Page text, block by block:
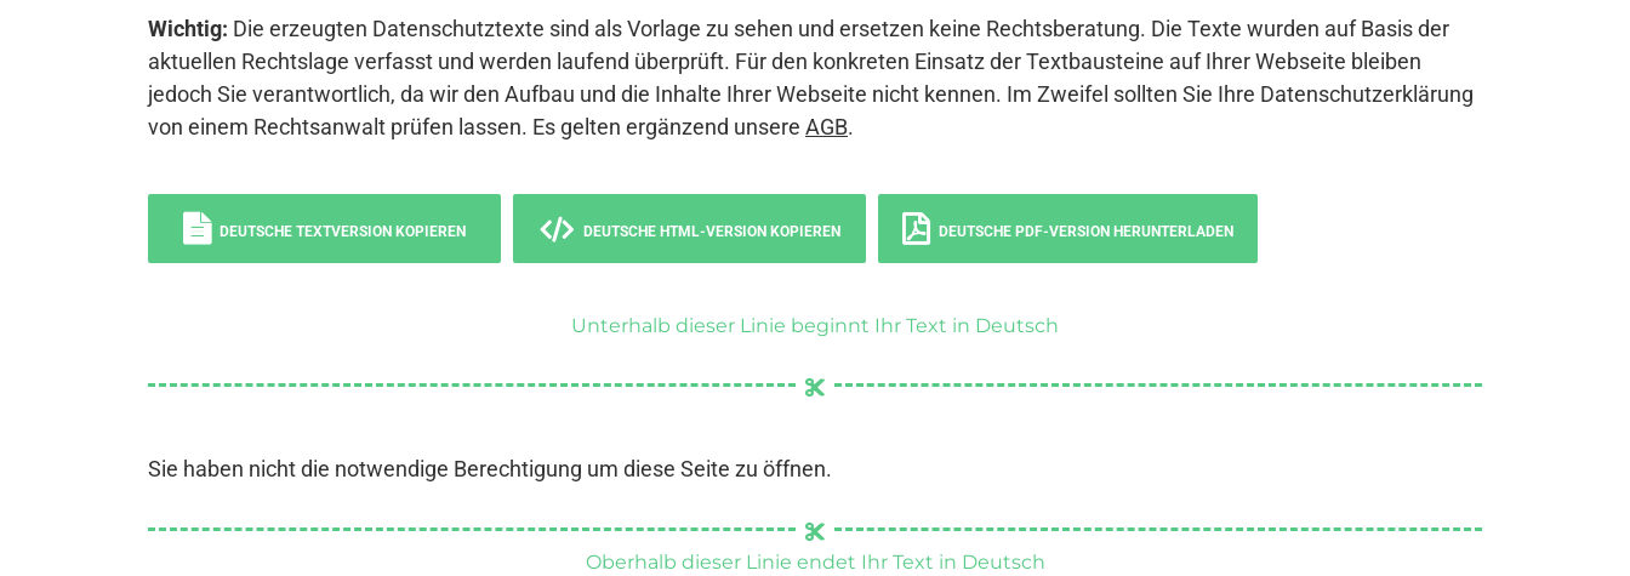
Wichtig: Die erzeugten Datenschutztexte sind als Vorlage zu sehen und ersetzen keine Rechtsberatung. Die Texte wurden auf Basis der
aktuellen Rechtslage verfasst und werden laufend überprüft. Für den konkreten Einsatz der Textbausteine auf Ihrer Webseite bleiben
jedoch Sie verantwortlich, da wir den Aufbau und die Inhalte Ihrer Webseite nicht kennen. Im Zweifel sollten Sie Ihre Datenschutzerklärung
von einem Rechtsanwalt prüfen lassen. Es gelten ergänzend unsere AGB.
DEUTSCHE TEXTVERSION KOPIEREN DEUTSCHE HTML-VERSION KOPIEREN DEUTSCHE PDF-VERSION HERUNTERLADEN
Unterhalb dieser Linie beginnt Ihr Text in Deutsch
Sie haben nicht die notwendige Berechtigung um diese Seite zu öffnen.
Oberhalb dieser Linie endet Ihr Text in Deutsch